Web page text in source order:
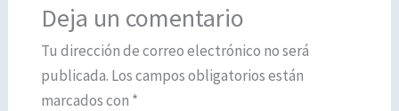
Deja un comentario
Tu dirección de correo electrónico no será
publicada. Los campos obligatorios están
marcados con *